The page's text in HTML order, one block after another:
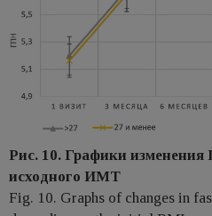
Рис. 10. Графики
исходного ИМТ
Fig. 10. Graphs of changes in